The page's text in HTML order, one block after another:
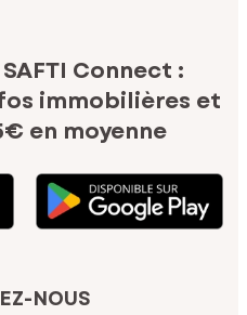
Connect :
immobilières et
en moyenne
NOUS